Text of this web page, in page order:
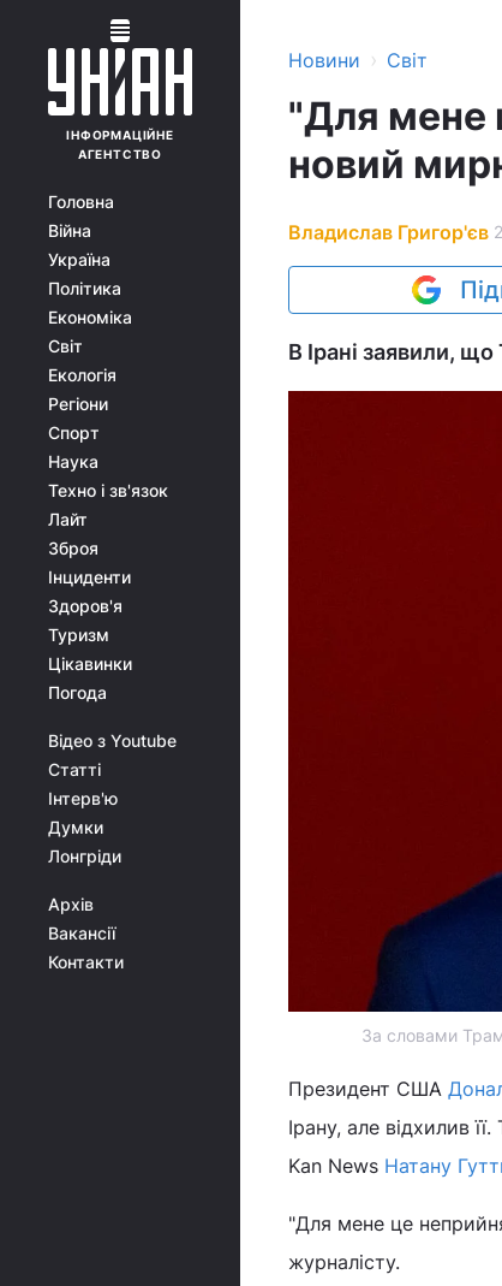
ІНФОРМАЦІЙНЕ
АГЕНТСТВО
Головна
Війна
Україна
Політика
Економіка
Світ
Екологія
Регіони
Спорт
Наука
Техно і зв'язок
Лайт
Зброя
Інциденти
Здоров'я
Туризм
Цікавинки
Погода
Відео з Youtube
Статті
Інтерв'ю
Думки
Лонгріди
Архів
Вакансії
Контакти
Новини › Світ
"Для мене
новий
Владислав Григор'єв
В Ірані заявили,
За словами
Президент США
Ірану, але відхилив
Kan News Натану
"Для мене це
журналісту.